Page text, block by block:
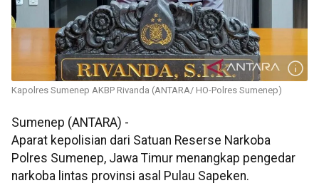
Kapolres Sumenep AKBP Rivanda (ANTARA/ HO-Polres Sumenep)
Sumenep (ANTARA) -
Aparat kepolisian dari Satuan Reserse Narkoba
Polres Sumenep, Jawa Timur menangkap pengedar
narkoba lintas provinsi asal Pulau Sapeken.